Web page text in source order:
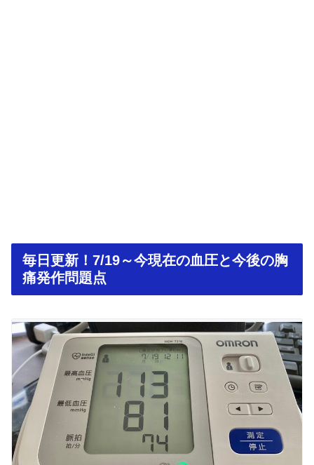
毎日更新！7/19～今現在の血圧と今後の胸
痛発作問題点